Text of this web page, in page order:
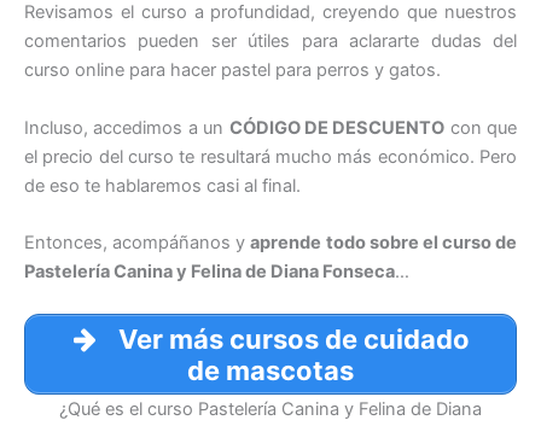
Revisamos el curso a profundidad, creyendo que nuestros
comentarios pueden ser útiles para aclararte dudas del
curso online para hacer pastel para perros y gatos.
Incluso, accedimos a un CÓDIGO DE DESCUENTO con que
el precio del curso te resultará mucho más económico. Pero
de eso te hablaremos casi al final.
Entonces, acompáñanos yaprende todo sobre el curso de
Pastelería Canina y Felina de Diana Fonseca…
Ver más cursos de cuidado
de mascotas
¿Qué es el curso Pastelería Canina y Felina de Diana